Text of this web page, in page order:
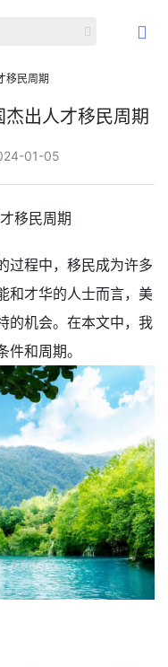
移民周期
出人才移民周期
01-05
移民周期
过程中，移民成为许多
和才华的人士而言，美
的机会。在本文中，我
和周期。